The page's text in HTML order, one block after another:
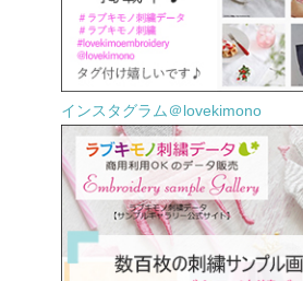
インスタグラム＠lovekimono